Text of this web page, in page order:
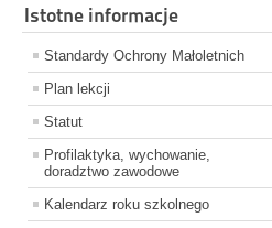
Istotne informacje
Standardy Ochrony Małoletnich
Plan lekcji
Statut
Profilaktyka, wychowanie,
doradztwo zawodowe
Kalendarz roku szkolnego